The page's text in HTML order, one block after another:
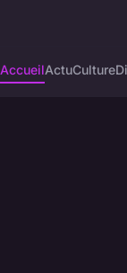
AccueilActuCulture